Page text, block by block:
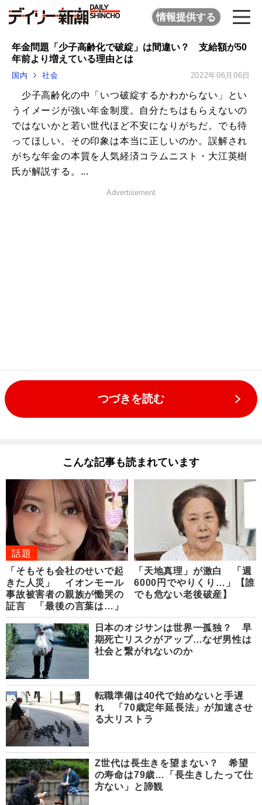
情報提供する
年金問題「少子高齢化で破綻」は間違い？ 支給額が50
年前より増えている理由とは
国内 社会 2022年06月06日
少子高齢化の中「いつ破綻するかわからない」とい
うイメージが強い年金制度。自分たちはもらえないの
ではないかと若い世代ほど不安になりがちだ。でも待
ってほしい。その印象は本当に正しいのか。誤解され
がちな年金の本質を人気経済コラムニスト・大江英樹
氏が解説する。...
Advertisement
つづきを読む
こんな記事も読まれています
話題
「そもそも会社のせいで起
きた人災」 イオンモール
事故被害者の親族が慟哭の
証言 「最後の言葉は…」
「天地真理」が激白 「週
6000円でやりくり…」【誰
でも危ない老後破産】
日本のオジサンは世界一孤独？ 早
期死亡リスクがアップ…なぜ男性は
社会と繋がれないのか
転職準備は40代で始めないと手遅
れ 「70歳定年延長法」が加速させ
る大リストラ
Z世代は長生きを望まない？ 希望
の寿命は79歳…「長生きしたって仕
方ない」と諦観